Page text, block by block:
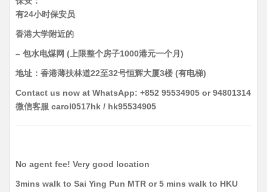
有24小时保安员
香港大学附近的
– 包水电煤网 (上限整个房子1000港元一个月)
地址：香港薄扶林道22至32号恒辉大厦3楼 (有电梯)
Contact us now at WhatsApp: +852 95534905 or 94801314
微信客服 carol0517hk / hk95534905
No agent fee! Very good location
3mins walk to Sai Ying Pun MTR or 5 mins walk to HKU